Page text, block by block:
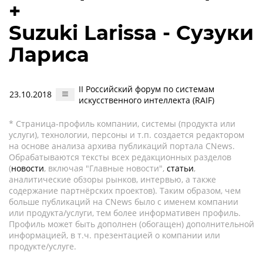
+
Suzuki Larissa - Сузуки
Лариса
23.10.2018
II Российский форум по системам
искусственного интеллекта (RAIF)
* Страница-профиль компании, системы (продукта или
услуги), технологии, персоны и т.п. создается редактором
на основе анализа архива публикаций портала CNews.
Обрабатываются тексты всех редакционных разделов
(новости, включая "Главные новости", статьи,
аналитические обзоры рынков, интервью, а также
содержание партнёрских проектов). Таким образом, чем
больше публикаций на CNews было с именем компании
или продукта/услуги, тем более информативен профиль.
Профиль может быть дополнен (обогащен) дополнительной
информацией, в т.ч. презентацией о компании или
продукте/услуге.